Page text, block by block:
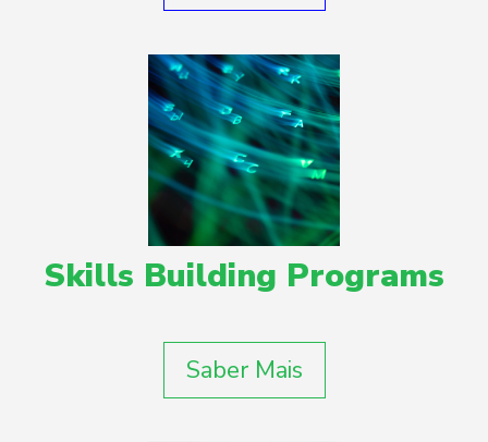
Skills Building Programs
Saber Mais